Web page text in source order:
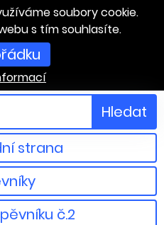
soubory cookie.
s tím souhlasíte.
Hledat
strana
č.2